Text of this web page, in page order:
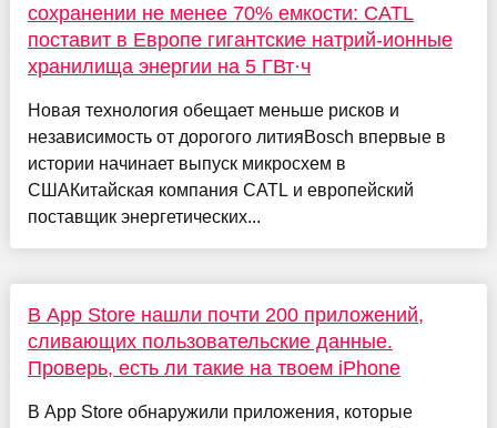
сохранении не менее 70% емкости: CATL
поставит в Европе гигантские натрий-ионные
хранилища энергии на 5 ГВт·ч
Новая технология обещает меньше рисков и
независимость от дорогого литияBosch впервые в
истории начинает выпуск микросхем в
СШАКитайская компания CATL и европейский
поставщик энергетических...
В App Store нашли почти 200 приложений,
сливающих пользовательские данные.
Проверь, есть ли такие на твоем iPhone
В App Store обнаружили приложения, которые